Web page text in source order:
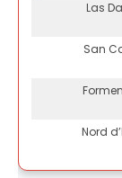
Las
San
Nord